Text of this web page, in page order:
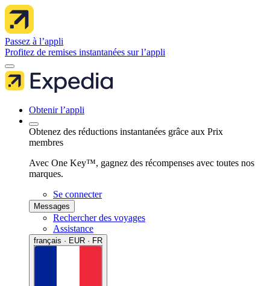
Passez à l’appli
Profitez de remises instantanées sur l’appli
Obtenir l’appli
Obtenez des réductions instantanées grâce aux Prix
membres
Avec One Key™, gagnez des récompenses avec toutes nos
marques.
Se connecter
Messages
Rechercher des voyages
Assistance
français · EUR · FR